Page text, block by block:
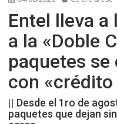
Entel lleva a
a la «Doble
paquetes
con
|| Desde el 1ro de
paquetes que dejan